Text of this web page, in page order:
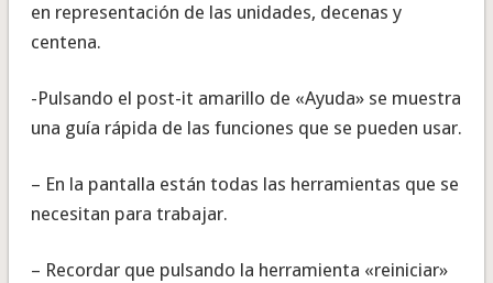
en representación de las unidades, decenas y
centena.
-Pulsando el post-it amarillo de «Ayuda» se muestra
una guía rápida de las funciones que se pueden usar.
– En la pantalla están todas las herramientas que se
necesitan para trabajar.
– Recordar que pulsando la herramienta «reiniciar»